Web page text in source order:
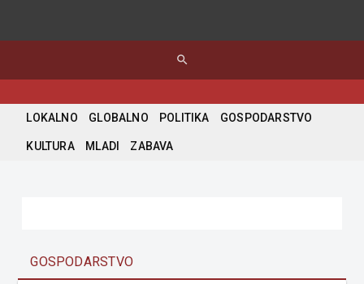
search
LOKALNO GLOBALNO POLITIKA GOSPODARSTVO
KULTURA MLADI ZABAVA
GOSPODARSTVO